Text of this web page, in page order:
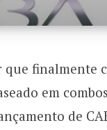
finalmente
em
de